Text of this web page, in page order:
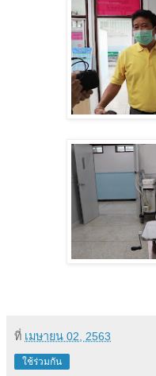
ที่ เมษายน 02, 2563
ใช้ร่วมกัน